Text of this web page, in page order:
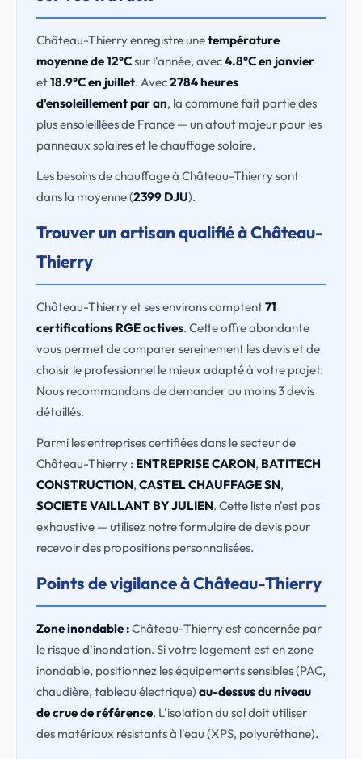
Château-Thierry enregistre unetempérature
moyenne de 12°Csur l'année, avec4.8°C en janvier
et18.9°C en juillet. Avec2784 heures
d'ensoleillement par an, la commune fait partie des
plus ensoleillées de France — un atout majeur pour les
panneaux solaires et le chauffage solaire.
Les besoins de chauffage à Château-Thierry sont
dans la moyenne (2399 DJU).
Trouver un artisan qualifié à Château-
Thierry
Château-Thierry et ses environs comptent71
certifications RGE actives. Cette offre abondante
vous permet de comparer sereinement les devis et de
choisir le professionnel le mieux adapté à votre projet.
Nous recommandons de demander au moins 3 devis
détaillés.
Parmi les entreprises certifiées dans le secteur de
Château-Thierry : ENTREPRISE CARON, BATITECH
CONSTRUCTION, CASTEL CHAUFFAGE SN,
SOCIETE VAILLANT BY JULIEN. Cette liste n'est pas
exhaustive — utilisez notre formulaire de devis pour
recevoir des propositions personnalisées.
Points de vigilance à Château-Thierry
Zone inondable :Château-Thierry est concernée par
le risque d'inondation. Si votre logement est en zone
inondable, positionnez les équipements sensibles (PAC,
chaudière, tableau électrique) au-dessus du niveau
de crue de référence. L'isolation du sol doit utiliser
des matériaux résistants à l'eau (XPS, polyuréthane).